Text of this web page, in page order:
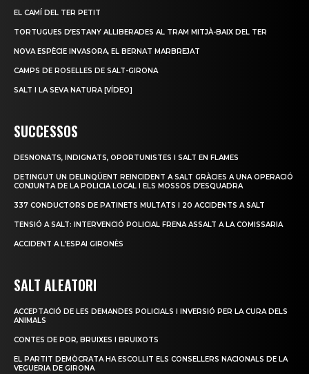
EL CAMÍ DEL TER PETIT
TORTUGUES D’ESTANY ALLIBERADES AL TRAM MITJÀ-BAIX DEL TER
NOVA ESPÈCIE INVASORA, EL BERNAT MARBREJAT
CAMPS DE ROSELLES DE SALT-GIRONA
SALT I LA SEVA NATURA [VÍDEO]
SUCCESSOS
DESNONATS, INDIGNATS, OPORTUNISTES I SALT EN FLAMES
DETINGUT UN DELINQÜENT REINCIDENT A SALT GRÀCIES A UNA OPERACIÓ
CONJUNTA DE LA POLICIA LOCAL I ELS MOSSOS D’ESQUADRA
337 CONDUCTORS DE PATINETS MULTATS I 20 ACCIDENTS A SALT
TENSIÓ A SALT: INTERVENCIÓ POLICIAL FRENA ASSALT A LA COMISSARIA
ACCIDENT A L’ESPAI GIRONÈS
SALT ALEATORI
ACCEPTACIÓ DE LES DEMANDES POLICIALS I INVERSIÓ PER LA CURA DELS
ANIMALS
CONTES DE POR, BRUIXES I BRUIXOTS
EL PARTIT DEMÒCRATA HA ESCOLLIT ELS CONSELLERS NACIONALS DE LA
VEGUERIA DE GIRONA